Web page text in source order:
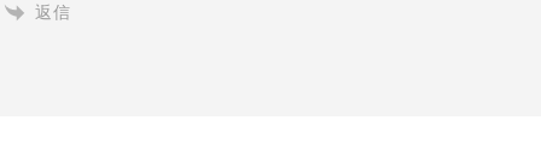
返信